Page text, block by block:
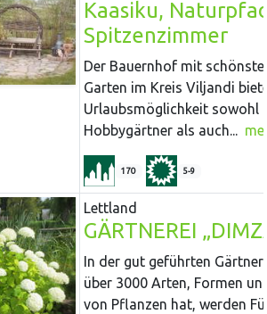
Kaasiku,
Spitzenzimmer
Der Bauernhof mit
Garten im Kreis Viljandi
Urlaubsmöglichkeit sowohl
Hobbygärtner als auch...
170 5-9
Lettland
GÄRTNEREI
In der gut geführten
über 3000 Arten, Formen
von Pflanzen hat, werden